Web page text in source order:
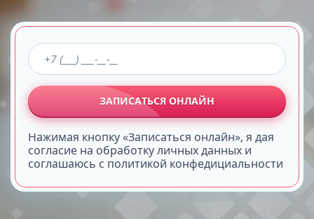
ЗАПИСАТЬСЯ ОНЛАЙН
Нажимая кнопку «Записаться онлайн», я дая
согласие на обработку личных данных и
соглашаюсь с политикой конфедициальности